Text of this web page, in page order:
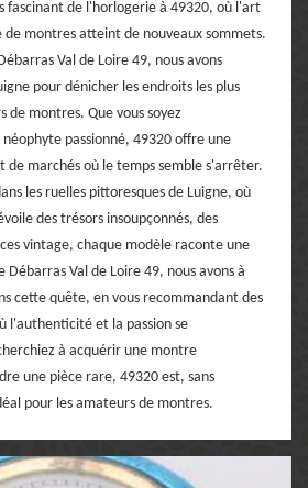
fascinant de l'horlogerie à 49320, où l'art
montres atteint de nouveaux sommets.
Val de Loire 49, nous avons
pour dénicher les endroits les plus
de montres. Que vous soyez
passionné, 49320 offre une
de marchés où le temps semble s'arrêter.
les ruelles pittoresques de Luigne, où
des trésors insoupçonnés, des
vintage, chaque modèle raconte une
Débarras Val de Loire 49, nous avons à
cette quête, en vous recommandant des
l'authenticité et la passion se
à acquérir une montre
une pièce rare, 49320 est, sans
pour les amateurs de montres.